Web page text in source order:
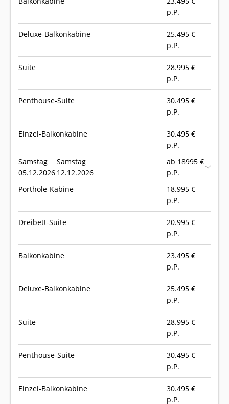
p.P.
Deluxe-Balkonkabine 25.495 €
p.P.
Suite 28.995 €
p.P.
Penthouse-Suite 30.495 €
p.P.
Einzel-Balkonkabine 30.495 €
p.P.
Samstag
05.12.2026
Samstag
12.12.2026
ab 18995 €
p.P.
Porthole-Kabine
18.995 €
p.P.
Dreibett-Suite 20.995 €
p.P.
Balkonkabine 23.495 €
p.P.
Deluxe-Balkonkabine 25.495 €
p.P.
Suite 28.995 €
p.P.
Penthouse-Suite 30.495 €
p.P.
Einzel-Balkonkabine 30.495 €
p.P.